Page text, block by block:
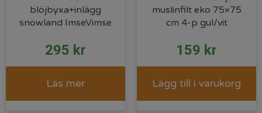
blöjbyxa+inlägg
snowland ImseVimse
295 kr
Läs mer
muslinfilt eko 75×75
cm 4-p gul/vit
159 kr
Lägg till i varukorg